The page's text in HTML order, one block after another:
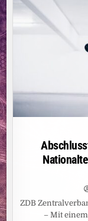
ZDB
– Mit